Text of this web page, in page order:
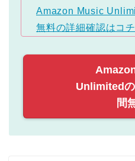
Amazon Music
無料の詳細確認はコ
Unlimited
間